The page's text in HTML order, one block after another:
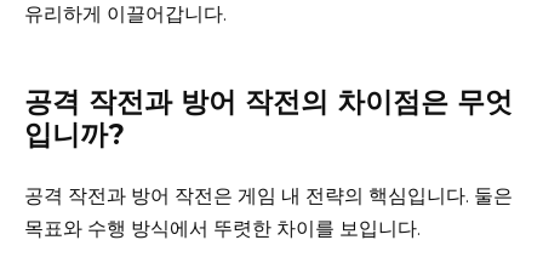
유리하게 이끌어갑니다.
공격 작전과 방어 작전의 차이점은 무엇
입니까?
공격 작전과 방어 작전은 게임 내 전략의 핵심입니다. 둘은
목표와 수행 방식에서 뚜렷한 차이를 보입니다.